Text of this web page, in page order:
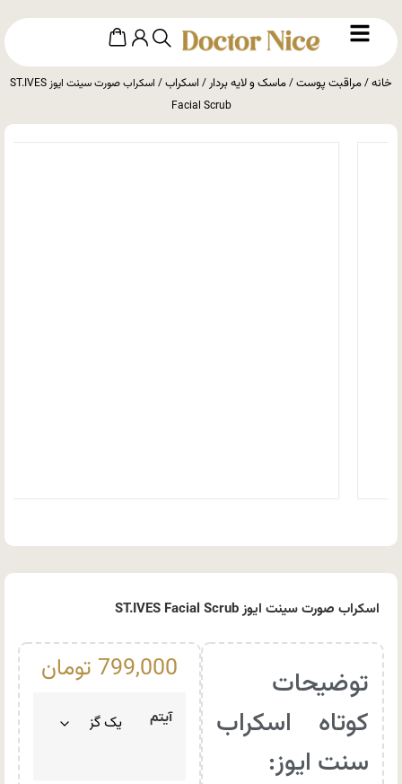
خانه/مراقبت پوست/ماسک و لایه بردار/ اسکراب
/ اسکراب صورت سینت ایوز ST.IVES
Facial Scrub
اسکراب صورت سینت ایوز ST.IVES Facial Scrub
توضیحات
کوتاه اسکراب
سنت ایوز:
799,000 تومان
آیتم